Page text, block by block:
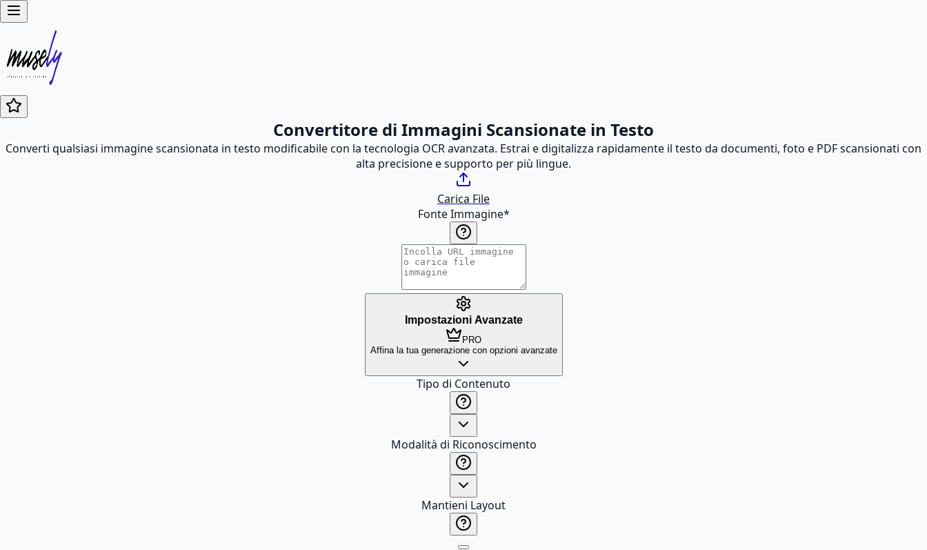
Convertitore di Immagini Scansionate in Testo
Converti qualsiasi immagine scansionata in testo modificabile con la tecnologia OCR avanzata. Estrai e digitalizza rapidamente il testo da documenti, foto e PDF scansionati con
alta precisione e supporto per più lingue.
Carica File
Fonte Immagine*
Impostazioni Avanzate
PRO
Affina la tua generazione con opzioni avanzate
Tipo di Contenuto
Modalità di Riconoscimento
Mantieni Layout